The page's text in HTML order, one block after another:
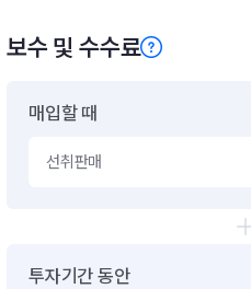
보수 및 수수료
매입할 때
선취판매
투자기간 동안